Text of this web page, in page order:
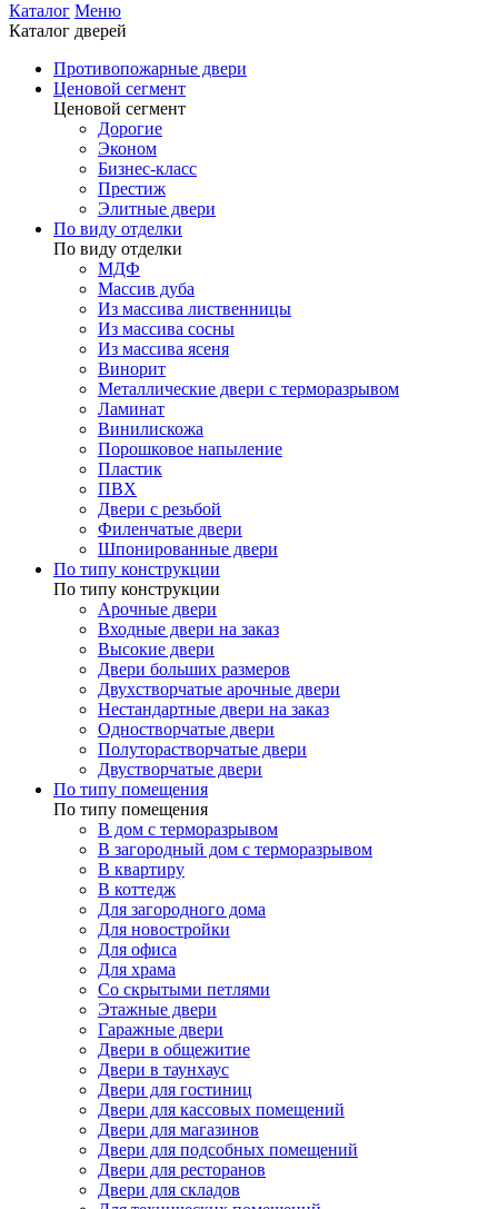
Каталог Меню
Каталог дверей
Противопожарные двери
Ценовой сегмент
Ценовой сегмент
Дорогие
Эконом
Бизнес-класс
Престиж
Элитные двери
По виду отделки
По виду отделки
МДФ
Массив дуба
Из массива лиственницы
Из массива сосны
Из массива ясеня
Винорит
Металлические двери с терморазрывом
Ламинат
Винилискожа
Порошковое напыление
Пластик
ПВХ
Двери с резьбой
Филенчатые двери
Шпонированные двери
По типу конструкции
По типу конструкции
Арочные двери
Входные двери на заказ
Высокие двери
Двери больших размеров
Двухстворчатые арочные двери
Нестандартные двери на заказ
Одностворчатые двери
Полуторастворчатые двери
Двустворчатые двери
По типу помещения
По типу помещения
В дом с терморазрывом
В загородный дом с терморазрывом
В квартиру
В коттедж
Для загородного дома
Для новостройки
Для офиса
Для храма
Со скрытыми петлями
Этажные двери
Гаражные двери
Двери в общежитие
Двери в таунхаус
Двери для гостиниц
Двери для кассовых помещений
Двери для магазинов
Двери для подсобных помещений
Двери для ресторанов
Двери для складов